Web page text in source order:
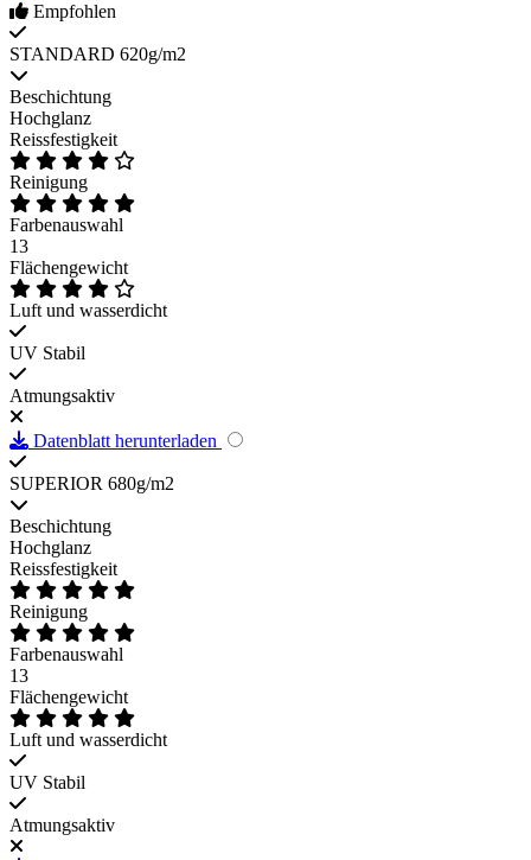
Empfohlen
STANDARD 620g/m2
Beschichtung
Hochglanz
Reissfestigkeit
Reinigung
Farbenauswahl
13
Flächengewicht
Luft und wasserdicht
UV Stabil
Atmungsaktiv
Datenblatt herunterladen
SUPERIOR 680g/m2
Beschichtung
Hochglanz
Reissfestigkeit
Reinigung
Farbenauswahl
13
Flächengewicht
Luft und wasserdicht
UV Stabil
Atmungsaktiv